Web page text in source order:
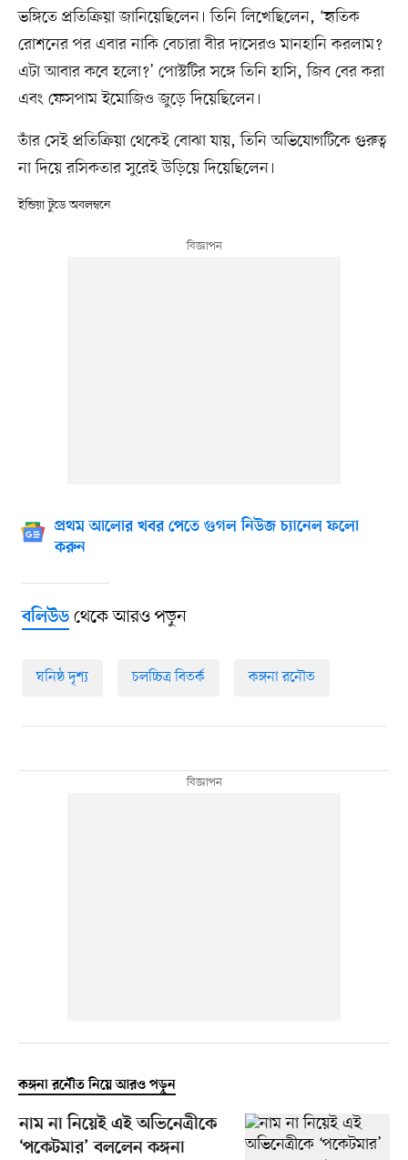
ভঙ্গিতে প্রতিক্রিয়া জানিয়েছিলেন। তিনি লিখেছিলেন, ‘হৃতিক
রোশনের পর এবার নাকি বেচারা বীর দাসেরও মানহানি করলাম?
এটা আবার কবে হলো?’ পোস্টটির সঙ্গে তিনি হাসি, জিব বের করা
এবং ফেসপাম ইমোজিও জুড়ে দিয়েছিলেন।
তাঁর সেই প্রতিক্রিয়া থেকেই বোঝা যায়, তিনি অভিযোগটিকে গুরুত্ব
না দিয়ে রসিকতার সুরেই উড়িয়ে দিয়েছিলেন।
ইন্ডিয়া টুডে অবলম্বনে
প্রথম আলোর খবর পেতে গুগল নিউজ চ্যানেল ফলো
করুন
বলিউডথেকে আরও পড়ুন
ঘনিষ্ঠ দৃশ্য চলচ্চিত্র বিতর্ক কঙ্গনা রনৌত
কঙ্গনা রনৌত নিয়ে আরও পড়ুন
নাম না নিয়েই এই অভিনেত্রীকে
‘পকেটমার’ বললেন কঙ্গনা